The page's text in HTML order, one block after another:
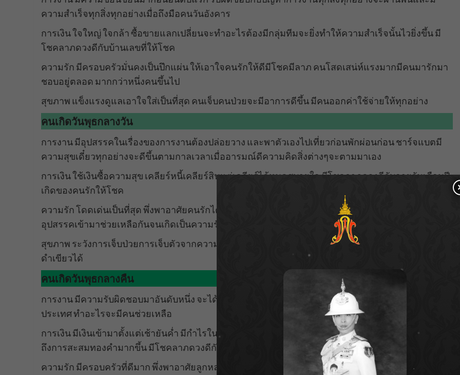
ความสำเร็จทุกสิ่งทุกอย่างเมื่อถึงมือคนวันอังคาร
การเงิน ใจใหญ่ ใจกล้า ซื้อขายแลกเปลี่ยนจะทำอะไรต้องมีกลุ่มทีมจะยิ่งทำให้ความสำเร็จนั้นไวยิ่งขึ้น มี
โชคลาภดวงดีกับบ้านเลขที่ให้โชค
ความรัก มีครอบครัวมั่นคงเป็นปึกแผ่น ให้เอาใจคนรักให้ดีมีโชคมีลาภ คนโสดเสน่ห์แรงมากมีคนมารักมา
ชอบอยู่ตลอด มากกว่าหนึ่งคนขึ้นไป
สุขภาพ แข็งแรงดูแลเอาใจใส่เป็นที่สุด คนเจ็บคนป่วยจะมีอาการดีขึ้น มีคนออกค่าใช้จ่ายให้ทุกอย่าง
คนเกิดวันพุธกลางวัน
การงาน มีอุปสรรคในเรื่องของการงานต้องปล่อยวาง และพาตัวเองไปเที่ยวก่อนพักผ่อนก่อน ชาร์จแบตมี
ความสุขเดี๋ยวทุกอย่างจะดีขึ้นตามกาลเวลาเมื่ออารมณ์ดีความคิดสิ่งต่างๆจะตามมาเอง
การเงิน ใช้เงินซื้อความสุข เคลียร์หนี้เคลียร์สินแต่เคลียร์ได้หมดสบายใจ มีโชคลาภดวงดีกับอายุวันเดือนปี
เกิดของคนรักให้โชค
ความรัก โดดเด่นเป็นที่สุด พึ่งพาอาศัยคนรักได้ ร่วมกันแก้ไขปัญหา คนโสดมีโอกาสพบรักกับคนที่มีปัญหามี
อุปสรรคเข้ามาช่วยเหลือกันจนเกิดเป็นความรักผูกพันกัน
สุขภาพ ระวังการเจ็บป่วยการเจ็บตัวจากความการเล่นกีฬาผาดโผน เกิดอุบัติเหตุได้ ต้องไม่ประมาท ฟกช้ำ
ดำเขียวได้
คนเกิดวันพุธกลางคืน
การงาน มีความรับผิดชอบมาอันดับหนึ่ง จะได้ดีมีชื่อเสียงการงาน เดินทางบ่อย มีโอกาสเดินทางไกลถึงต่าง
ประเทศ ทำอะไรจะมีคนช่วยเหลือ
การเงิน มีเงินเข้ามาตั้งแต่เช้ายันค่ำ มีกำไรในการเงินการทอง การซื้อทรัพย์สินสิ่งที่อยากได้ในช่วงนี้ รวม
ถึงการสะสมทองคำมากขึ้น มีโชคลาภดวงดีกับเลขทะเบียนรถให้โชค
ความรัก มีครอบครัวที่ดีมาก พึ่งพาอาศัยลูกหลานบริวารได้ พาครอบครัวไปทานอาหารอร่อยร้านหรูราคา